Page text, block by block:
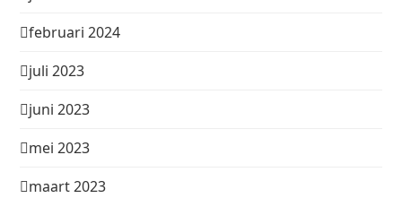
februari 2024
juli 2023
juni 2023
mei 2023
maart 2023